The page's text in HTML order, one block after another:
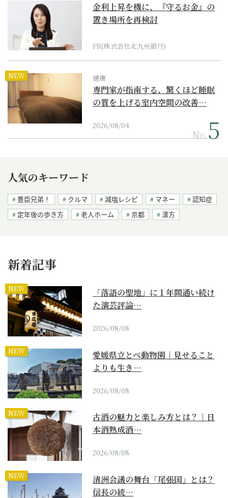
金利上昇を機に、『守るお金』の
置き場所を再検討
PR(株式会社北九州銀行)
NEW 健康
専門家が指南する、驚くほど睡眠
の質を上げる室内空間の改善…
2026/08/04
No.
人気のキーワード
豊臣兄弟！ クルマ 減塩レシピ マネー
認知症
定年後の歩き方
老人ホーム 京都 漢方
新着記事
NEW
「落語の聖地」に１年間通い続け
た演芸評論…
2026/08/08
NEW
愛媛県立とべ動物園｜見せること
よりも生き…
2026/08/08
NEW
古酒の魅力と楽しみ方とは？｜日
本酒熟成酒…
2026/08/08
NEW
清洲会議の舞台「尾張国」とは？
信長の統…